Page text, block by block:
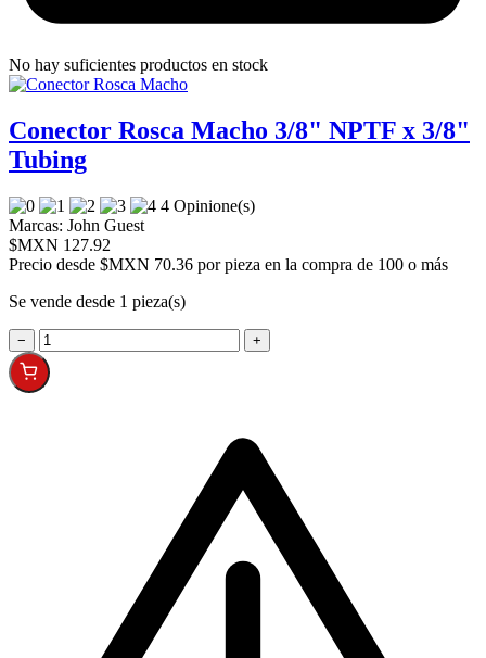
No hay suficientes productos en stock
Conector Rosca Macho 3/8" NPTF x 3/8"
Tubing
4 Opinione(s)
Marcas: John Guest
$MXN 127.92
Precio desde $MXN 70.36 por pieza en la compra de 100 o más
Se vende desde 1 pieza(s)
− +